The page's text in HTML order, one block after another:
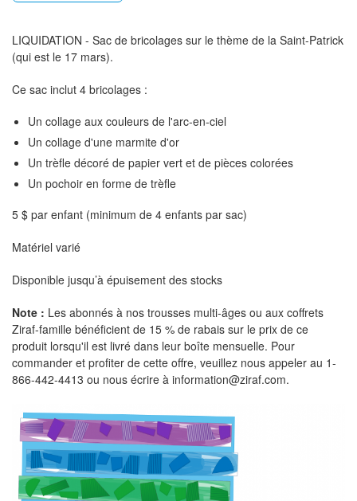
LIQUIDATION - Sac de bricolages sur le thème de la Saint-Patrick
(qui est le 17 mars).
Ce sac inclut 4 bricolages :
Un collage aux couleurs de l'arc-en-ciel
Un collage d'une marmite d'or
Un trèfle décoré de papier vert et de pièces colorées
Un pochoir en forme de trèfle
5 $ par enfant (minimum de 4 enfants par sac)
Matériel varié
Disponible jusqu’à épuisement des stocks
Note : Les abonnés à nos trousses multi-âges ou aux coffrets
Ziraf-famille bénéficient de 15 % de rabais sur le prix de ce
produit lorsqu'il est livré dans leur boîte mensuelle. Pour
commander et profiter de cette offre, veuillez nous appeler au 1-
866-442-4413 ou nous écrire à information@ziraf.com.